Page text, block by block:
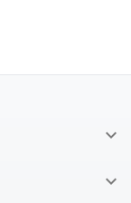

